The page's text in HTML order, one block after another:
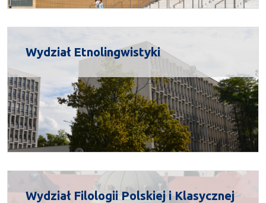
Wydział Etnolingwistyki
Wydział Filologii Polskiej i Klasycznej